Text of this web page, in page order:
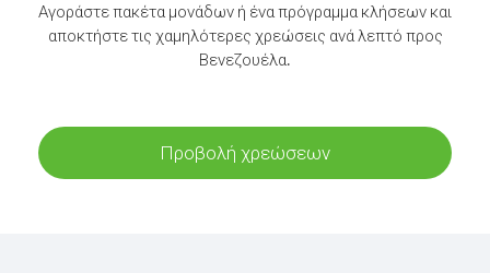
Αγοράστε πακέτα μονάδων ή ένα πρόγραμμα κλήσεων και
αποκτήστε τις χαμηλότερες χρεώσεις ανά λεπτό προς
Βενεζουέλα.
Προβολή χρεώσεων